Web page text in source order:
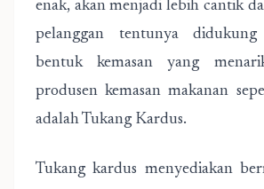
enak, akan menjadi lebih cantik
pelanggan tentunya
bentuk kemasan yang
produsen kemasan makanan
adalah Tukang Kardus.
Tukang kardus menyediakan